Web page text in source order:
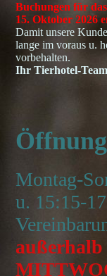
Buchungen für
15. Oktober 2026
Damit unsere
lange im voraus u.
vorbehalten.
Ihr Tierhotel-Team
Montag-
u. 15:15-
außerhalb